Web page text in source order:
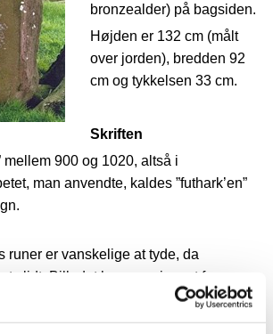
bronzealder) på bagsiden.
Højden er 132 cm (målt
over jorden), bredden 92
cm og tykkelsen 33 cm.
Skriften
mellem 900 og 1020, altså i
man anvendte, kaldes ”futhark’en”
runer er vanskelige at tyde, da
slidt. Billedet herover viser et forsøg